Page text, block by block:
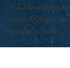
/var/www/
content/plugins/
cat.phpon line12